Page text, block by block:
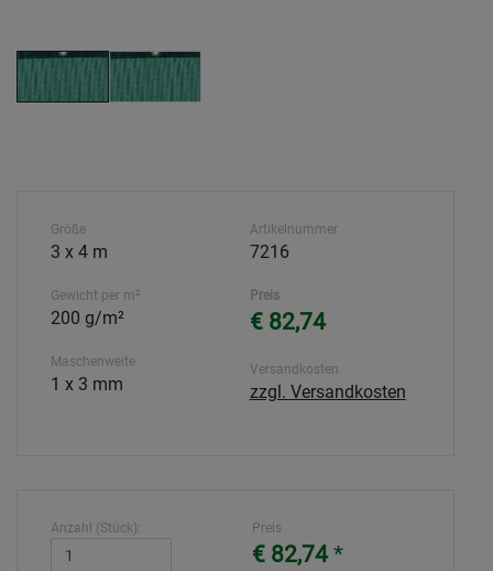
Größe
3 x 4 m
Gewicht per m²
200 g/m²
Maschenweite
1 x 3 mm
Artikelnummer
7216
Preis
€ 82,74
Versandkosten
zzgl. Versandkosten
Anzahl (Stück): Preis
€ 82,74*